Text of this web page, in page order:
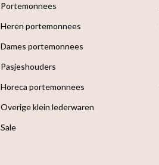
Portemonnees
Heren portemonnees
Dames portemonnees
Pasjeshouders
Horeca portemonnees
Overige klein lederwaren
Sale